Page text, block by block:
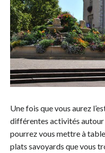
Une fois que vous aurez
différentes activités autour
pourrez vous mettre à
plats savoyards que vous